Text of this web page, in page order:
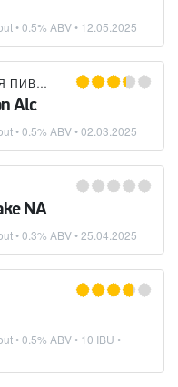
• 0.5% ABV • 12.05.2025
ВАСИЛЕОСТРОВСКАЯ ПИВОВАРНЯ
Alc
• 0.5% ABV •02.03.2025
NA
• 0.3% ABV •25.04.2025
• 0.5% ABV • 10 IBU •